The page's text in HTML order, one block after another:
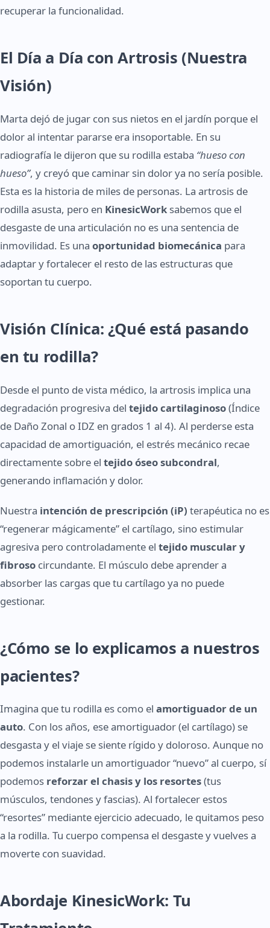
recuperar la funcionalidad.
El Día a Día con Artrosis (Nuestra
Visión)
Marta dejó de jugar con sus nietos en el jardín porque el
dolor al intentar pararse era insoportable. En su
radiografía le dijeron que su rodilla estaba “hueso con
hueso”, y creyó que caminar sin dolor ya no sería posible.
Esta es la historia de miles de personas. La artrosis de
rodilla asusta, pero en KinesicWork sabemos que el
desgaste de una articulación no es una sentencia de
inmovilidad. Es una oportunidad biomecánica para
adaptar y fortalecer el resto de las estructuras que
soportan tu cuerpo.
Visión Clínica: ¿Qué está pasando
en tu rodilla?
Desde el punto de vista médico, la artrosis implica una
degradación progresiva del tejido cartilaginoso(Índice
de Daño Zonal o IDZ en grados 1 al 4). Al perderse esta
capacidad de amortiguación, el estrés mecánico recae
directamente sobre el tejido óseo subcondral,
generando inflamación y dolor.
Nuestra intención de prescripción (iP) terapéutica no es
“regenerar mágicamente” el cartílago, sino estimular
agresiva pero controladamente el tejido muscular y
fibroso circundante. El músculo debe aprender a
absorber las cargas que tu cartílago ya no puede
gestionar.
¿Cómo se lo explicamos a nuestros
pacientes?
Imagina que tu rodilla es como el amortiguador de un
auto. Con los años, ese amortiguador (el cartílago) se
desgasta y el viaje se siente rígido y doloroso. Aunque no
podemos instalarle un amortiguador “nuevo” al cuerpo, sí
podemos reforzar el chasis y los resortes(tus
músculos, tendones y fascias). Al fortalecer estos
“resortes” mediante ejercicio adecuado, le quitamos peso
a la rodilla. Tu cuerpo compensa el desgaste y vuelves a
moverte con suavidad.
Abordaje KinesicWork: Tu